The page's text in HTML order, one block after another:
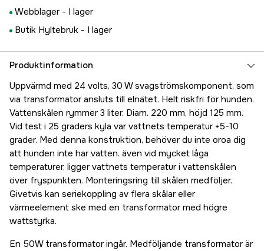
Webblager - I lager
Butik Hyltebruk - I lager
Produktinformation
Uppvärmd med 24 volts, 30 W svagströmskomponent, som
via transformator ansluts till elnätet. Helt riskfri för hunden.
Vattenskålen rymmer 3 liter. Diam. 220 mm, höjd 125 mm.
Vid test i 25 graders kyla var vattnets temperatur +5-10
grader. Med denna konstruktion, behöver du inte oroa dig
att hunden inte har vatten. även vid mycket låga
temperaturer, ligger vattnets temperatur i vattenskålen
över fryspunkten. Monteringsring till skålen medföljer.
Givetvis kan seriekoppling av flera skålar eller
värmeelement ske med en transformator med högre
wattstyrka.
En 50W transformator ingår. Medföljande transformator är